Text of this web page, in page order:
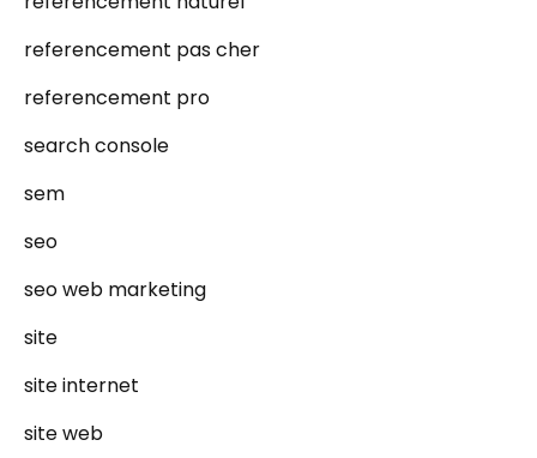
referencement pas cher
referencement pro
search console
sem
seo
seo web marketing
site
site internet
site web